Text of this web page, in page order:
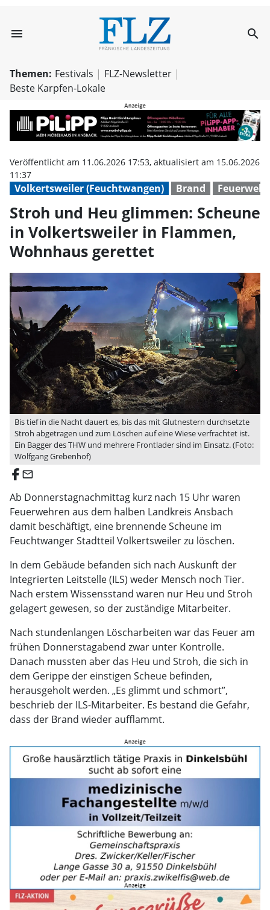
menu Stroh und Heusearch
Themen: Festivals
FLZ-Newsletter
Beste Karpfen-Lokale
Volkertsweiler (Feuchtwangen) Brand Feuerwehr
Veröffentlicht am 11.06.2026 17:53, aktualisiert am 15.06.2026
11:37
Stroh und Heu glimmen: Scheune
in Volkertsweiler in Flammen,
Wohnhaus gerettet
Bis tief in die Nacht dauert es, bis das mit Glutnestern durchsetzte
Stroh abgetragen und zum Löschen auf eine Wiese verfrachtet ist.
Ein Bagger des THW und mehrere Frontlader sind im Einsatz. (Foto:
Wolfgang Grebenhof)
email
Ab Donnerstagnachmittag kurz nach 15 Uhr waren
Feuerwehren aus dem halben Landkreis Ansbach
damit beschäftigt, eine brennende Scheune im
Feuchtwanger Stadtteil Volkertsweiler zu löschen.
In dem Gebäude befanden sich nach Auskunft der
Integrierten Leitstelle (ILS) weder Mensch noch Tier.
Nach erstem Wissensstand waren nur Heu und Stroh
gelagert gewesen, so der zuständige Mitarbeiter.
Nach stundenlangen Löscharbeiten war das Feuer am
frühen Donnerstagabend zwar unter Kontrolle.
Danach mussten aber das Heu und Stroh, die sich in
dem Gerippe der einstigen Scheue befinden,
herausgeholt werden. „Es glimmt und schmort”,
beschrieb der ILS-Mitarbeiter. Es bestand die Gefahr,
dass der Brand wieder aufflammt.